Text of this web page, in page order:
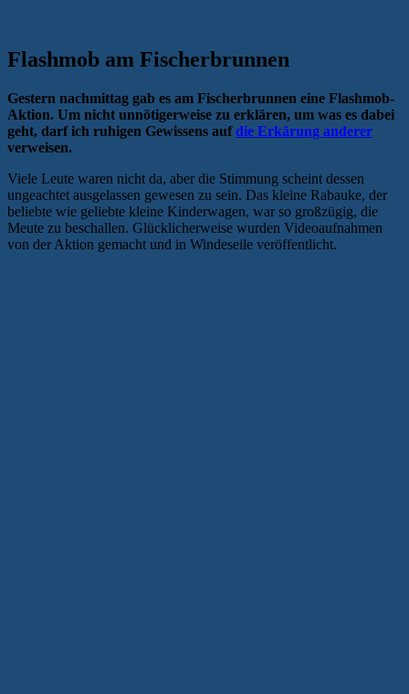
Flashmob am Fischerbrunnen
Gestern nachmittag gab es am Fischerbrunnen eine Flashmob-
Aktion. Um nicht unnötigerweise zu erklären, um was es dabei
geht, darf ich ruhigen Gewissens aufdie Erkärung anderer
verweisen.
Viele Leute waren nicht da, aber die Stimmung scheint dessen
ungeachtet ausgelassen gewesen zu sein. Das kleine Rabauke, der
beliebte wie geliebte kleine Kinderwagen, war so großzügig, die
Meute zu beschallen. Glücklicherweise wurden Videoaufnahmen
von der Aktion gemacht und in Windeseile veröffentlicht.